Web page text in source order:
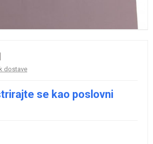
dostave
se kao poslovni